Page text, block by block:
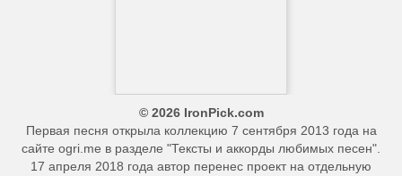
© 2026 IronPick.com
Первая песня открыла коллекцию 7 сентября 2013 года на
сайте ogri.me в разделе "Тексты и аккорды любимых песен".
17 апреля 2018 года автор перенес проект на отдельную